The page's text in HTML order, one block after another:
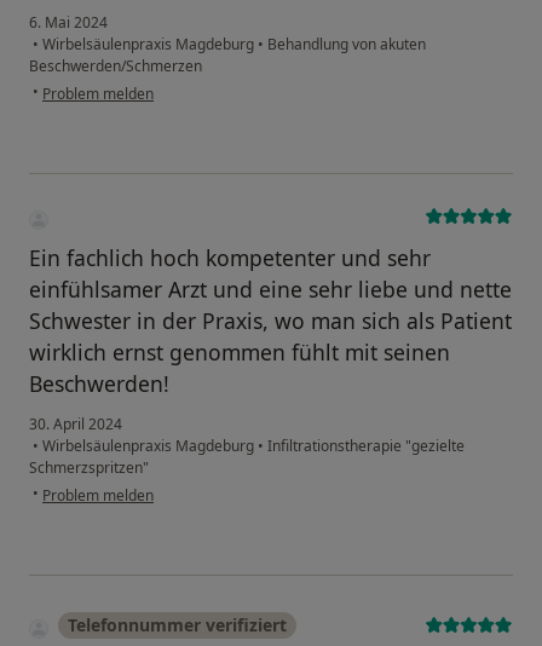
6. Mai 2024
• Wirbelsäulenpraxis Magdeburg • Behandlung von akuten
Beschwerden/Schmerzen
• Problem melden
Ein fachlich hoch kompetenter und sehr
einfühlsamer Arzt und eine sehr liebe und nette
Schwester in der Praxis, wo man sich als Patient
wirklich ernst genommen fühlt mit seinen
Beschwerden!
30. April 2024
• Wirbelsäulenpraxis Magdeburg • Infiltrationstherapie "gezielte
Schmerzspritzen"
• Problem melden
Telefonnummer verifiziert